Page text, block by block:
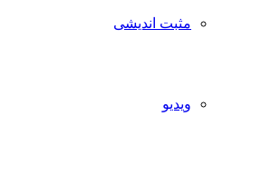
مثبت اندیشی
ویدیو